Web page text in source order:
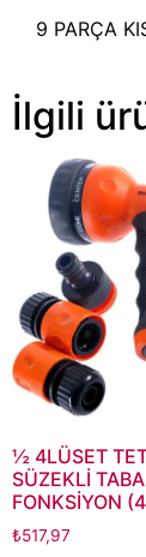
9 PARÇA
İlgili
½ 4LÜSET
SÜZEKLİ
FONKSİYON
₺517,97